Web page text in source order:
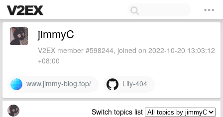
jimmyC
V2EX member #598244, joined on 2022-10-20 13:03:12
+08:00
www.jimmy-blog.top/ Lily-404
Switch topics list